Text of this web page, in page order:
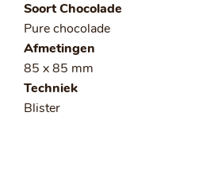
Soort Chocolade
Pure chocolade
Afmetingen
85 x 85 mm
Techniek
Blister